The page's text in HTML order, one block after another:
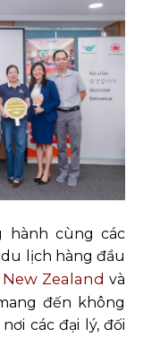
hành cùng các
lịch hàng đầu
Zealand và
đến không
các đại lý, đối